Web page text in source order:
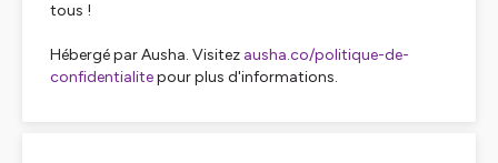
tous !
Hébergé par Ausha. Visitez ausha.co/politique-de-
confidentialitepour plus d'informations.